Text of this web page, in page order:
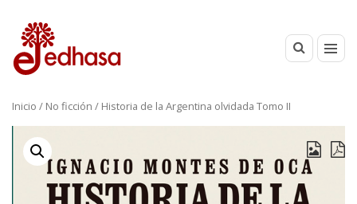
Inicio / No ficción / Historia de la Argentina olvidada Tomo II